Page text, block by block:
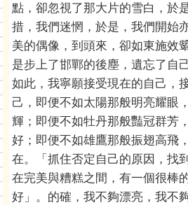
點，卻忽視了那大片的雪白，於
措，我們迷惘，於是，我們開始
美的偶像，到頭來，卻如東施效
是步上了邯鄲的後塵，遺忘了自
如此，我寧願接受現在的自己，
己，即便不如太陽那般明亮耀眼
輝；即便不如牡丹那般豔冠群芳
好；即便不如雄鷹那般振翅高飛
在。「抓住否定自己的原因，找
在完美與糟糕之間，有一個很棒
好」。的確，我不夠漂亮，我不